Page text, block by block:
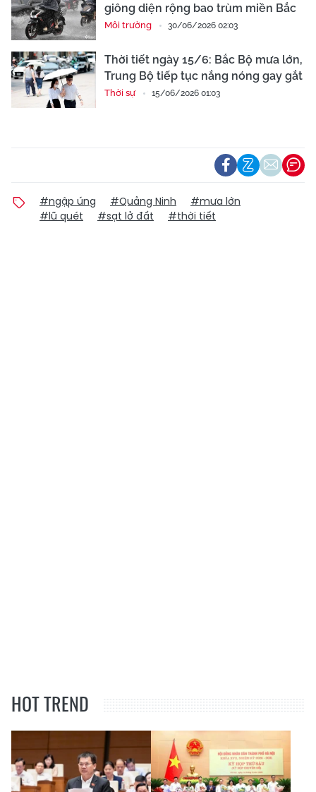
giông diện rộng bao trùm miền Bắc
Môi trường 30/06/2026 02:03
Thời tiết ngày 15/6: Bắc Bộ mưa lớn,
Trung Bộ tiếp tục nắng nóng gay gắt
Thời sự 15/06/2026 01:03
#ngập úng #Quảng Ninh
#mưa lớn
#lũ quét
#sạt lở đất #thời tiết
HOT TREND